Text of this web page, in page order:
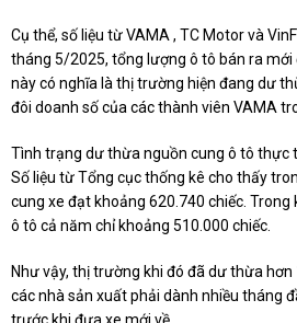
Cụ thể, số liệu từ VAMA , TC Motor và
tháng 5/2025, tổng lượng ô tô bán ra mới
này có nghĩa là thị trường hiện đang dư
đôi doanh số của các thành viên VAMA
Tình trạng dư thừa nguồn cung ô tô thực
Số liệu từ Tổng cục thống kê cho thấy
cung xe đạt khoảng 620.740 chiếc.
ô tô cả năm chỉ khoảng 510.000 chiếc.
Như vậy, thị trường khi đó đã dư thừa hơn
các nhà sản xuất phải dành nhiều tháng
trước khi đưa xe mới về.